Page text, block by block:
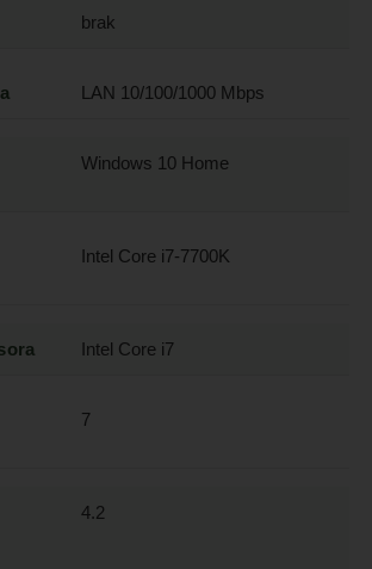
brak
LAN 10/100/1000 Mbps
Windows 10 Home
Intel Core i7-7700K
Intel Core i7
7
4.2